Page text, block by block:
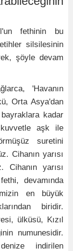
fethinin bu
silsilesinin
şöyle devam
'Havanın
Orta Asya'dan
kadar
aşk ile
suretini
Cihanın yarısı
yarısı
devamında
en büyük
biridir.
ülküsü, Kızıl
numunesidir.
indirilen